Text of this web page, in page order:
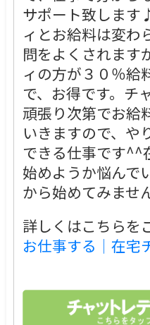
サポート致しま
ィとお給料は変わ
問をよくされます
ィの方が３０％給
で、お得です。チ
頑張り次第でお給
いきますので、や
できる仕事です^^
始めようか悩んで
から始めてみませ
詳しくはこちらを
お仕事する｜在